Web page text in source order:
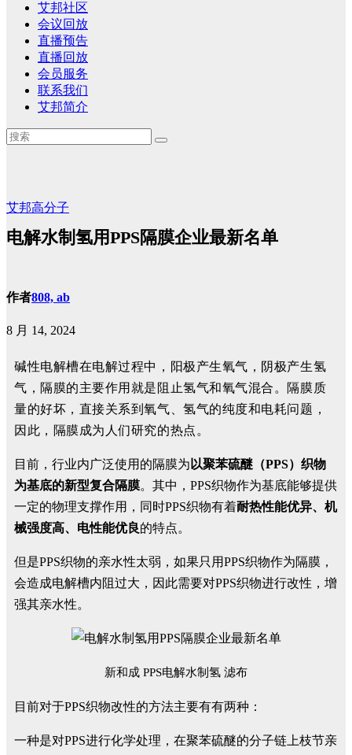
艾邦社区
会议回放
直播预告
直播回放
会员服务
联系我们
艾邦简介
艾邦高分子
电解水制氢用PPS隔膜企业最新名单
作者808, ab
8 月 14, 2024
碱性电解槽在电解过程中，阳极产生氧气，阴极产生氢
气，隔膜的主要作用就是阻止氢气和氧气混合。隔膜质
量的好坏，直接关系到氧气、氢气的纯度和电耗问题，
因此，隔膜成为人们研究的热点。
目前，行业内广泛使用的隔膜为 以聚苯硫醚（PPS）织物
为基底的新型复合隔膜。其中，PPS织物作为基底能够提供
一定的物理支撑作用，同时PPS织物有着耐热性能优异、机
械强度高、电性能优良的特点。
但是PPS织物的亲水性太弱，如果只用PPS织物作为隔膜，
会造成电解槽内阻过大，因此需要对PPS织物进行改性，增
强其亲水性。
新和成 PPS电解水制氢 滤布
目前对于PPS织物改性的方法主要有有两种：
一种是对PPS进行化学处理，在聚苯硫醚的分子链上枝节亲